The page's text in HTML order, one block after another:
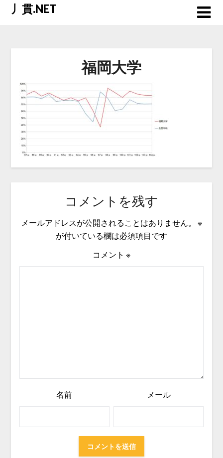
Skip丿貫.NET
福岡大学
コメントを残す
メールアドレスが公開されることはありません。
※
が付いている欄は必須項目です
コメント ※
名前 メール